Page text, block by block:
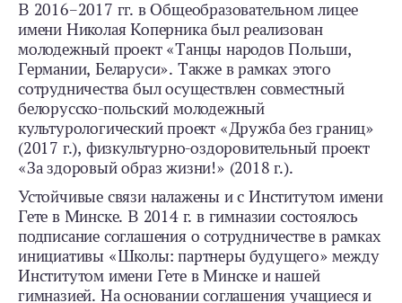
В 2016–2017 гг. в Общеобразовательном лицее
имени Николая Коперника был реализован
молодежный проект «Танцы народов Польши,
Германии, Беларуси». Также в рамках этого
сотрудничества был осуществлен совместный
белорусско-­польский молодежный
культурологический проект «Дружба без границ»
(2017 г.), физкультурно-­оздоровительный проект
«За здоровый образ жизни!» (2018 г.).
Устойчивые связи налажены и с Институтом имени
Гете в Минске. В 2014 г. в гимназии состоялось
подписание соглашения о сотрудничестве в рамках
инициативы «Школы: партнеры будущего» между
Институтом имени Гете в Минске и нашей
гимназией. На основании соглашения учащиеся и